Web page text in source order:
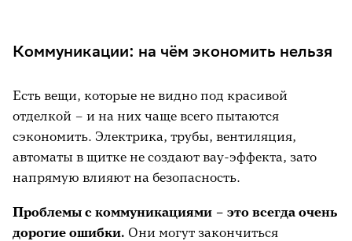
Коммуникации: на чём экономить нельзя
Есть вещи, которые не видно под красивой
отделкой – и на них чаще всего пытаются
сэкономить. Электрика, трубы, вентиляция,
автоматы в щитке не создают вау-эффекта, зато
напрямую влияют на безопасность.
Проблемы с коммуникациями – это всегда очень
дорогие ошибки. Они могут закончиться